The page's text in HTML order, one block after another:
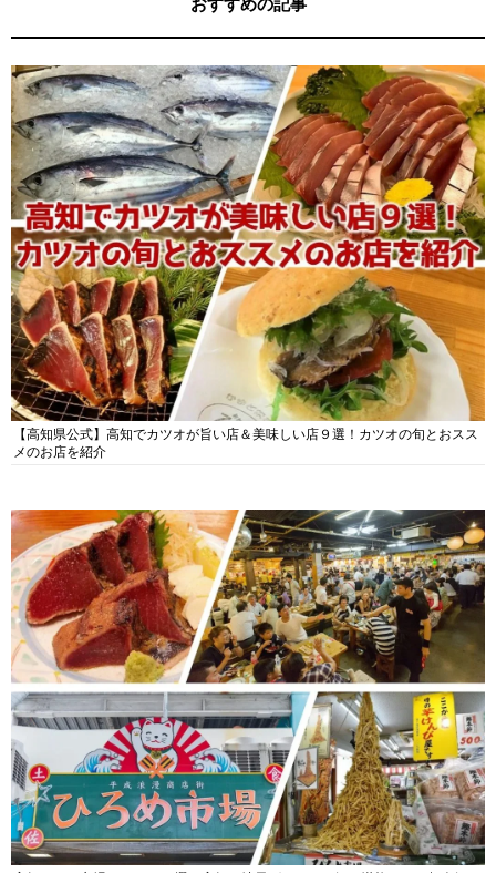
おすすめの記事
【高知県公式】高知でカツオが旨い店＆美味しい店９選！カツオの旬とおスス
メのお店を紹介